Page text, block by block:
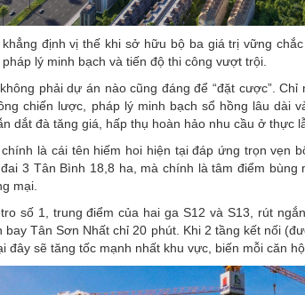
khẳng định vị thế khi sở hữu bộ ba giá trị vững
lý minh bạch và tiến độ thi công vượt trội.
phải dự án nào cũng đáng để “đặt cược”.
chiến lược, pháp lý minh bạch sổ hồng lâu dài
dắt đà tăng giá, hấp thụ hoàn hảo nhu cầu ở thực
là cái tên hiếm hoi hiện tại đáp ứng trọn vẹn
3 Tân Bình 18,8 ha, mà chính là tâm điểm
mại.
số 1, trung điểm của hai ga S12 và S13, rút
bay Tân Sơn Nhất chỉ 20 phút. Khi 2 tầng kết nối
đây sẽ tăng tốc mạnh nhất khu vực, biến mỗi căn